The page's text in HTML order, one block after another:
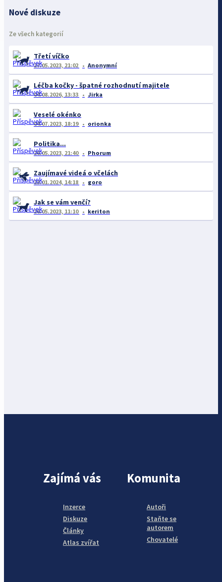
Nové diskuze
Ze všech kategorií
Třetí víčko
27.05.2023, 21:02 Anonymní
Léčba kočky - špatné rozhodnutí majitele
04.08.2026, 13:33 Jirka
Veselé okénko
04.07.2023, 18:19 orionka
Politika...
26.05.2023, 21:40 Phorum
Zaujímavé videá o včelách
23.01.2024, 14:18 goro
Jak se vám venčí?
26.05.2023, 11:10 keriton
Zajímá vás
Inzerce
Diskuze
Články
Atlas zvířat
Komunita
Autoři
Staňte se
autorem
Chovatelé